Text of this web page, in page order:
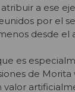
a ese
por el
desde el
es
de